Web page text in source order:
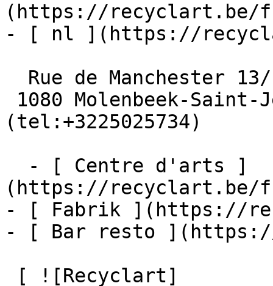
(https://recyclart.be/
- [ nl ](https://
(tel:+3225025734)
(https://recyclart.be/
- [ Fabrik ](https://
- [ Bar resto